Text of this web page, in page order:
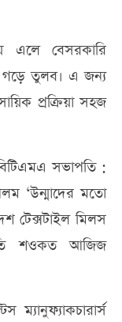
বেসরকারি
গড়ে তুলব। এ জন্য
প্রক্রিয়া সহজ
সভাপতি :
‘উন্মাদের মতো
টেক্সটাইল মিলস
শওকত আজিজ
ম্যানুফ্যাকচারার্স